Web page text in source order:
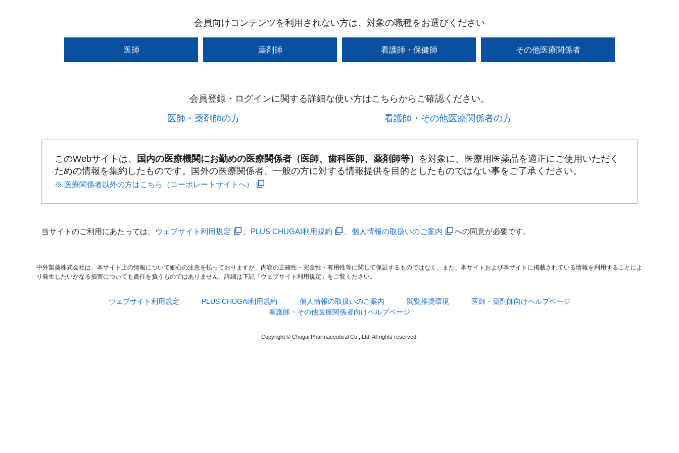
会員向けコンテンツを利用されない方は、対象の職種をお選びください
医師 薬剤師 看護師・保健師 その他医療関係者
会員登録・ログインに関する詳細な使い方はこちらからご確認ください。​
医師・薬剤師の方​
看護師・その他医療関係者の方​
このWebサイトは、 国内の医療機関にお勤めの医療関係者（医師、歯科医師、薬剤師等） を対象に、医療用医薬品を適正にご使用いただく
ための情報を集約したものです。国外の医療関係者、一般の方に対する情報提供を目的としたものではない事をご了承ください。
※ 医療関係者以外の方はこちら（コーポレートサイトへ）
当サイトのご利用にあたっては、 ウェブサイト利用規定 PLUS CHUGAI利用規約 、個人情報の取扱いのご案内 への同意が必要です。
中外製薬株式会社は、本サイト上の情報について細心の注意を払っておりますが、内容の正確性・完全性・有用性等に関して保証するものではなく、また、本サイトおよび本サイトに掲載されている情報を利用することによ
り発生したいかなる損害についても責任を負うものではありません。詳細は下記「ウェブサイト利用規定」をご覧ください。
ウェブサイト利用規定 PLUS CHUGAI利用規約 個人情報の取扱いのご案内 閲覧推奨環境
医師・薬剤師向けヘルプページ
看護師・その他医療関係者向けヘルプページ
Copyright © Chugai Pharmaceutical Co., Ltd. All rights reserved.